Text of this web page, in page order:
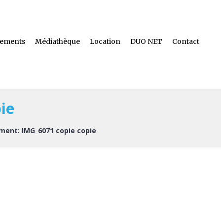
Médiathèque Location DUO NET Contact
IMG_6071 copie copie